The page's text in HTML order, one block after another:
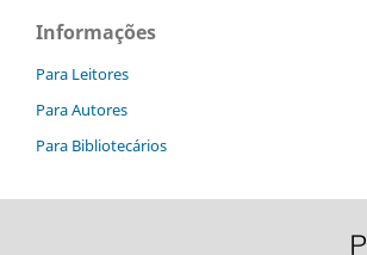
Informações
Para Leitores
Para Autores
Para Bibliotecários